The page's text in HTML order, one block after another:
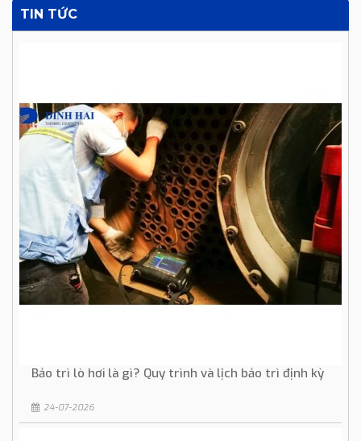
TIN TỨC
Bảo trì lò hơi là gì? Quy trình và lịch bảo trì định kỳ
24-07-2026